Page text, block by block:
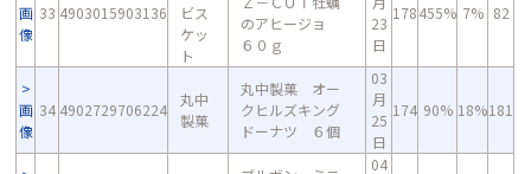
画
像
33 4903015903136
ビス
ケッ
ト
のアヒージョ
６０ｇ
23
日
178455% 7% 82
画
像
34 4902729706224
丸中
製菓
丸中製菓 オー
クヒルズキング
ドーナツ ６個
03
月
25
日
174 90% 18%181
04